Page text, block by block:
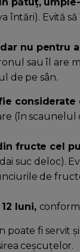
pătuț,
întări). Evită
dar nu pentru
sau îl are
de pe sân.
(în scaunelul
fructe cel
dai suc deloc).
de
luni,
poate fi servit
ceșcuțelor.